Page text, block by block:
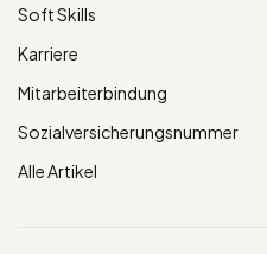
Soft Skills
Karriere
Mitarbeiterbindung
Sozialversicherungsnummer
Alle Artikel